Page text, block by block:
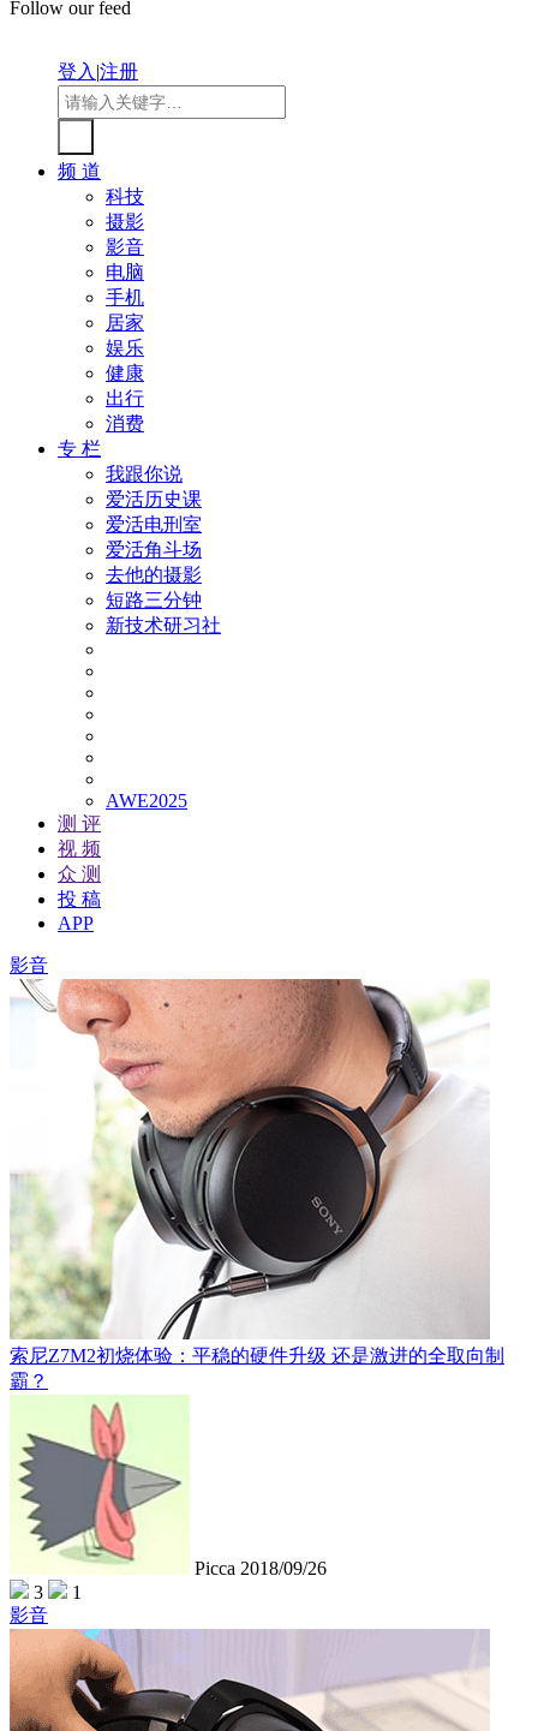
Follow our feed
登入|注册
频 道
科技
摄影
影音
电脑
手机
居家
娱乐
健康
出行
消费
专 栏
我跟你说
爱活历史课
爱活电刑室
爱活角斗场
去他的摄影
短路三分钟
新技术研习社
AWE2025
测 评
视 频
众 测
投 稿
APP
影音
索尼Z7M2初烧体验：平稳的硬件升级 还是激进的全取向制
霸？
Picca 2018/09/26
3
1
影音